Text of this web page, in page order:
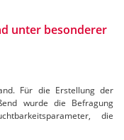
unter besonderer
Für die Erstellung der
wurde die Befragung
die